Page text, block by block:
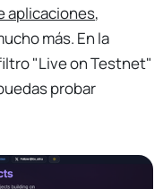
aplicaciones,
más. En la
"Live on Testnet"
probar